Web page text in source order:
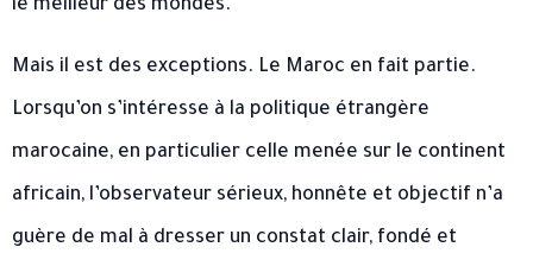
le meilleur des mondes.
Mais il est des exceptions. Le Maroc en fait partie.
Lorsqu’on s’intéresse à la politique étrangère
marocaine, en particulier celle menée sur le continent
africain, l’observateur sérieux, honnête et objectif n’a
guère de mal à dresser un constat clair, fondé et